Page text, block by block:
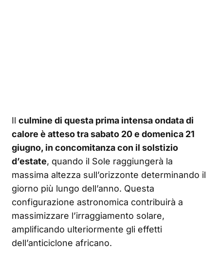
Il culmine di questa prima intensa ondata di
calore è atteso tra sabato 20 e domenica 21
giugno, in concomitanza con il solstizio
d’estate, quando il Sole raggiungerà la
massima altezza sull’orizzonte determinando il
giorno più lungo dell’anno. Questa
configurazione astronomica contribuirà a
massimizzare l’irraggiamento solare,
amplificando ulteriormente gli effetti
dell’anticiclone africano.